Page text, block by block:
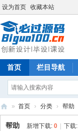
设为首页 收藏本站
首页 栏目导航
必
» 首页 › 分类 › 帮助
帮助 新增下载: 0 下载: